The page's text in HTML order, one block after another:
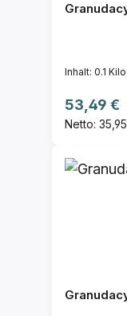
Inhalt: 0.1
Regulärer
53,49 €
Netto: